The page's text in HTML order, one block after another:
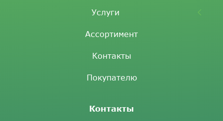
Услуги
Ассортимент
Контакты
Покупателю
Контакты